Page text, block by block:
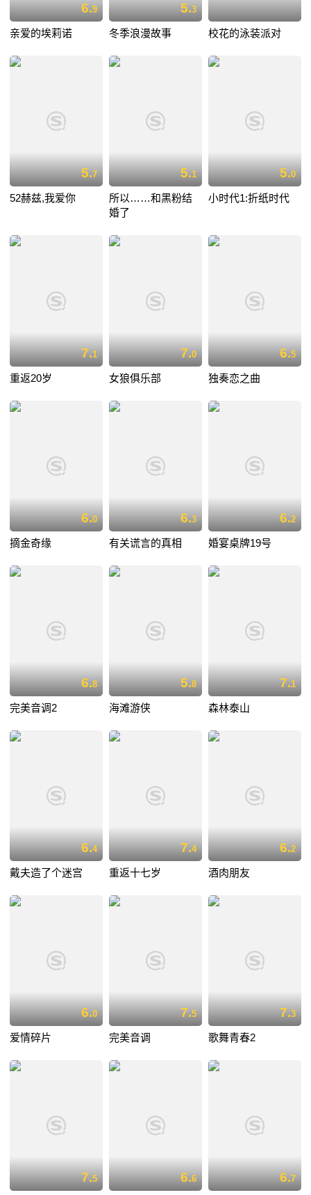
6.9
亲爱的埃莉诺
5.3
冬季浪漫故事 校花的泳装派对
5.7
52赫兹,我爱你
5.1
所以……和黑粉结
婚了
5.0
小时代1:折纸时代
7.1
重返20岁
7.0
女狼俱乐部
6.5
独奏恋之曲
6.0
摘金奇缘
6.3
有关谎言的真相
6.2
婚宴桌牌19号
6.8
完美音调2
5.8
海滩游侠
7.1
森林泰山
6.4
戴夫造了个迷宫
7.4
重返十七岁
6.2
酒肉朋友
6.0
爱情碎片
7.5
完美音调
7.3
歌舞青春2
7.5 6.6 6.7